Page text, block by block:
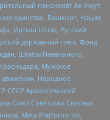
пансионат Ак Умут,
единство, Башкорт, Нация
Иртыш Ultras, Русский
державный союз, Фонд
Штабы Навального,
Мужское
движения, Народное
СССР Архангельской
Союз Советских Светлых
Meta Platforms Inc,